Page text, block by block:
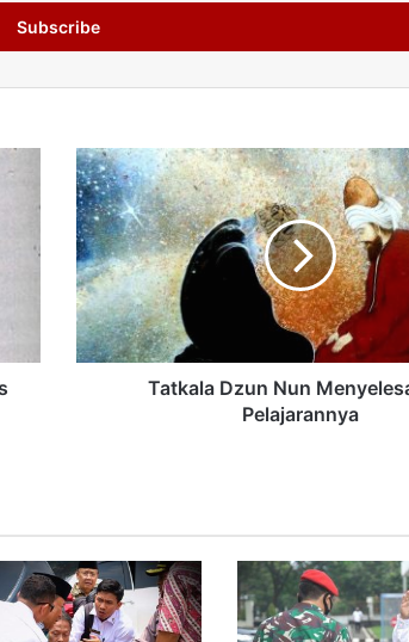
Tatkala Dzun Nun
Pelajarannya